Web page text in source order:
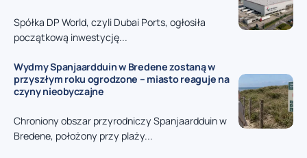
Spółka DP World, czyli Dubai Ports, ogłosiła
początkową inwestycję...
Wydmy Spanjaardduin w Bredene zostaną w
przyszłym roku ogrodzone – miasto reaguje na
czyny nieobyczajne
Chroniony obszar przyrodniczy Spanjaardduin w
Bredene, położony przy plaży...